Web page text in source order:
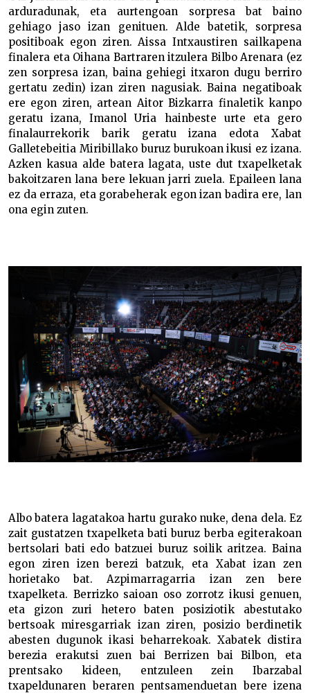
arduradunak, eta aurtengoan sorpresa bat baino
gehiago jaso izan genituen. Alde batetik, sorpresa
positiboak egon ziren. Aissa Intxaustiren sailkapena
finalera eta Oihana Bartraren itzulera Bilbo Arenara (ez
zen sorpresa izan, baina gehiegi itxaron dugu berriro
gertatu zedin) izan ziren nagusiak. Baina negatiboak
ere egon ziren, artean Aitor Bizkarra finaletik kanpo
geratu izana, Imanol Uria hainbeste urte eta gero
finalaurrekorik barik geratu izana edota Xabat
Galletebeitia Miribillako buruz burukoan ikusi ez izana.
Azken kasua alde batera lagata, uste dut txapelketak
bakoitzaren lana bere lekuan jarri zuela. Epaileen lana
ez da erraza, eta gorabeherak egon izan badira ere, lan
ona egin zuten.
Albo batera lagatakoa hartu gurako nuke, dena dela. Ez
zait gustatzen txapelketa bati buruz berba egiterakoan
bertsolari bati edo batzuei buruz soilik aritzea. Baina
egon ziren izen berezi batzuk, eta Xabat izan zen
horietako bat. Azpimarragarria izan zen bere
txapelketa. Berrizko saioan oso zorrotz ikusi genuen,
eta gizon zuri hetero baten posiziotik abestutako
bertsoak miresgarriak izan ziren, posizio berdinetik
abesten dugunok ikasi beharrekoak. Xabatek distira
berezia erakutsi zuen bai Berrizen bai Bilbon, eta
prentsako kideen, entzuleen zein Ibarzabal
txapeldunaren beraren pentsamenduetan bere izena